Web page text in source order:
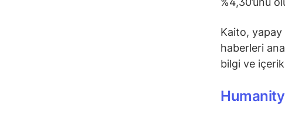
Kaito, yapay
haberleri
bilgi ve